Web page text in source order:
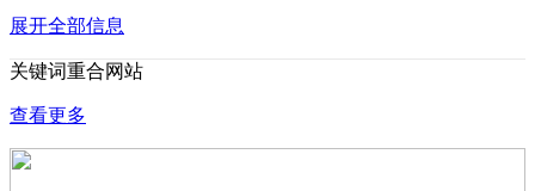
展开全部信息
关键词重合网站
查看更多